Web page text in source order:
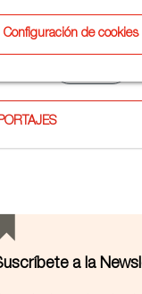
Configuración de cookies
a la